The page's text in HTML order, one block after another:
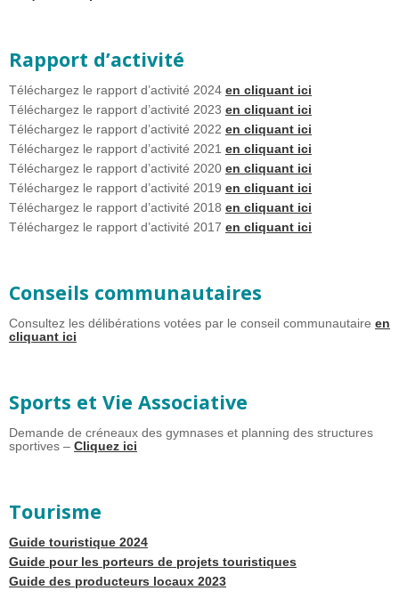
Rapport d’activité
Téléchargez le rapport d’activité 2024 en cliquant ici
Téléchargez le rapport d’activité 2023 en cliquant ici
Téléchargez le rapport d’activité 2022 en cliquant ici
Téléchargez le rapport d’activité 2021 en cliquant ici
Téléchargez le rapport d’activité 2020 en cliquant ici
Téléchargez le rapport d’activité 2019 en cliquant ici
Téléchargez le rapport d’activité 2018 en cliquant ici
Téléchargez le rapport d’activité 2017 en cliquant ici
Conseils communautaires
Consultez les délibérations votées par le conseil communautaire en
cliquant ici
Sports et Vie Associative
Demande de créneaux des gymnases et planning des structures
sportives – Cliquez ici
Tourisme
Guide touristique 2024
Guide pour les porteurs de projets touristiques
Guide des producteurs locaux 2023